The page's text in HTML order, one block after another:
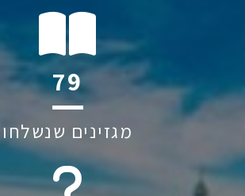
113
מגזינים שנשלחו